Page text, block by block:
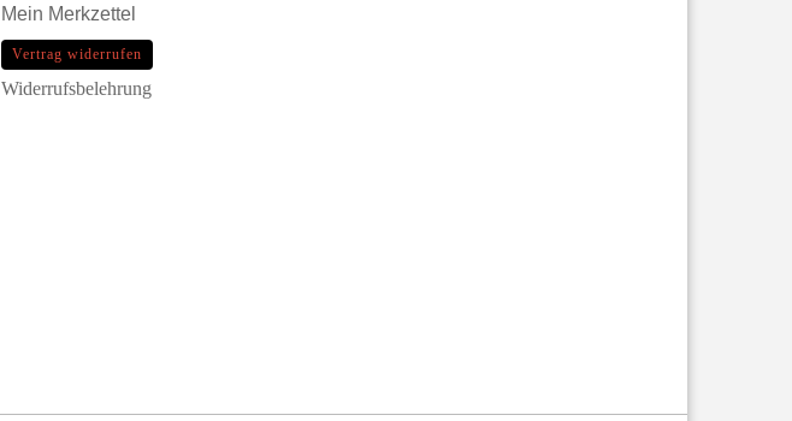
Mein Merkzettel
Vertrag widerrufen
Widerrufsbelehrung